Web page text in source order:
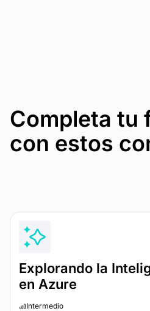
Completa tu
con estos
Explorando la
en Azure
Intermedio